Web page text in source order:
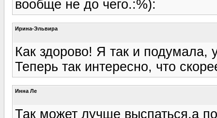
вообще не до чего.:%):
Ирина-Эльвира
Как здорово! Я так и подумала,
Теперь так интересно, что
Инна Ле
Так может лучше выспаться,а